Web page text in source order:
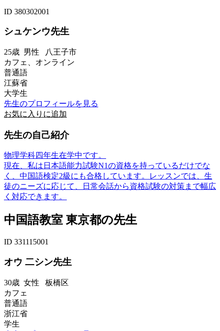
ID 380302001
シュケンウ先生
25歳 男性 八王子市
カフェ、オンライン
普通語
江蘇省
大学生
先生のプロフィールを見る
お気に入りに追加
先生の自己紹介
物理学科四年生在学中です。
現在、私は日本語能力試験N1の資格を持っているだけでな
く、中国語検定2級にも合格しています。レッスンでは、生
徒のニーズに応じて、日常会話から資格試験の対策まで幅広
く対応できます。
中国語教室 東京都の先生
ID 331115001
オウ 二シン先生
30歳 女性 板橋区
カフェ
普通語
浙江省
学生